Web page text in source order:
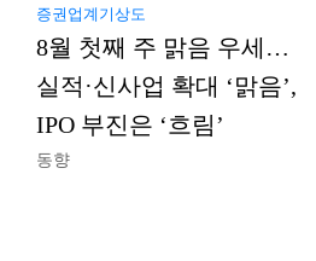
증권업계기상도
8월 첫째 주 맑음 우세…
실적·신사업 확대 ‘맑음’,
IPO 부진은 ‘흐림’
동향